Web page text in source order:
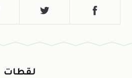
لقطات